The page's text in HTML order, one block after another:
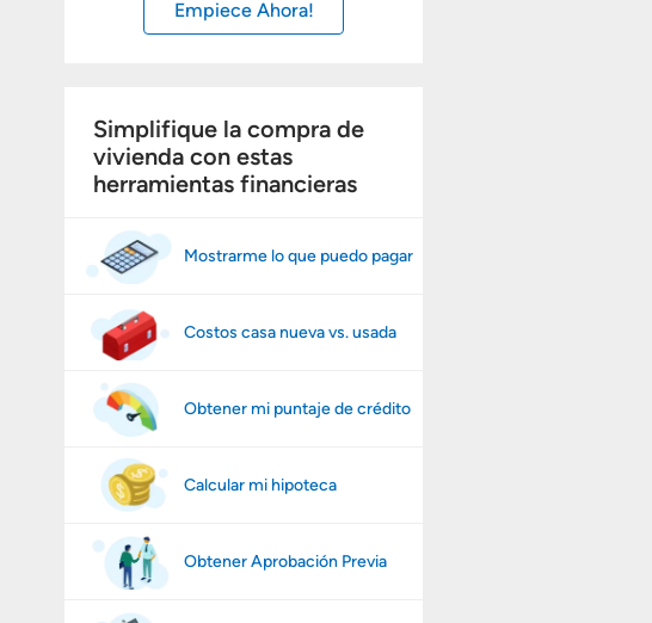
Empiece Ahora!
Simplifique la compra de
vivienda con estas
herramientas financieras
Mostrarme lo que puedo pagar
Costos casa nueva vs. usada
Obtener mi puntaje de crédito
Calcular mi hipoteca
Obtener Aprobación Previa